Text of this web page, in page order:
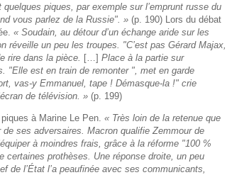
piques, par exemple sur l’emprunt russe du
vous parlez de la Russie". » (p. 190) Lors du débat
« Soudain, au détour d’un échange aride sur les
réveille un peu les troupes. "C’est pas Gérard Majax,
rire dans la pièce.
[…] Place à la partie sur
"Elle est en train de remonter ", met en garde
vas-y Emmanuel, tape ! Démasque-la !" crie
de télévision. » (p. 199)
à Marine Le Pen. « Très loin de la retenue que
ses adversaires. Macron qualifie Zemmour de
à moindres frais, grâce à la réforme "100 %
certaines prothèses. Une réponse droite, un peu
de l’État l’a peaufinée avec ses communicants,